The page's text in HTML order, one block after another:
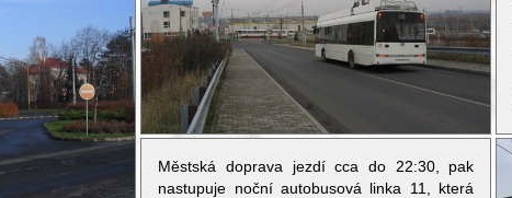
Městská doprava jezdí cca do 22:30, pak
nastupuje noční autobusová linka 11, která